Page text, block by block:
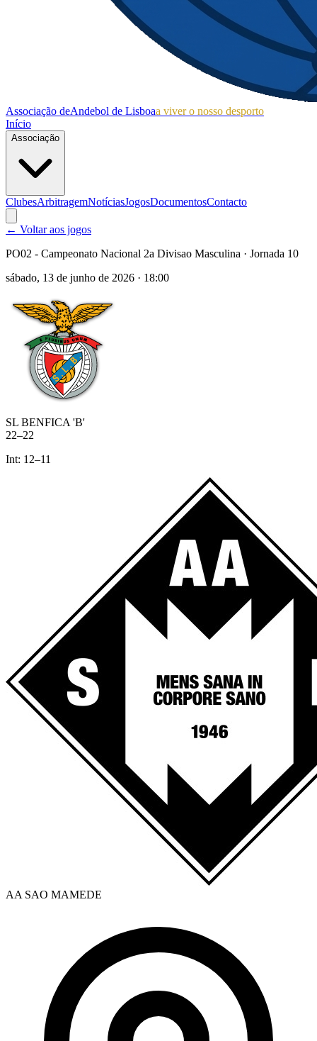
Associação deAndebol de Lisboaa viver o nosso desporto
Início
Associação
ClubesArbitragemNotíciasJogosDocumentosContacto
← Voltar aos jogos
PO02 - Campeonato Nacional 2a Divisao Masculina · Jornada 10
sábado, 13 de junho de 2026 · 18:00
SL BENFICA 'B'
22–22
Int: 12–11
AA SAO MAMEDE